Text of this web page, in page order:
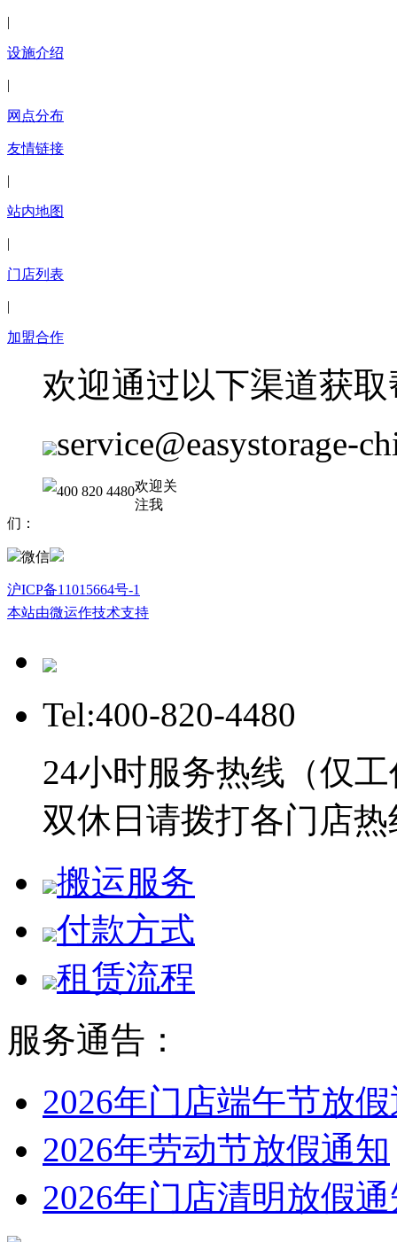
|
设施介绍
|
网点分布
友情链接
|
站内地图
|
门店列表
|
加盟合作
欢迎通过以下渠道获
service@easystorage-
400 820 4480欢迎关
注我
们：
微信
沪ICP备11015664号-1
本站由微运作技术支持
Tel:400-820-4480
24小时服务热线（仅
双休日请拨打各门店
搬运服务
付款方式
租赁流程
服务通告：
2026年门店端午节放
2026年劳动节放假通知
2026年门店清明放假